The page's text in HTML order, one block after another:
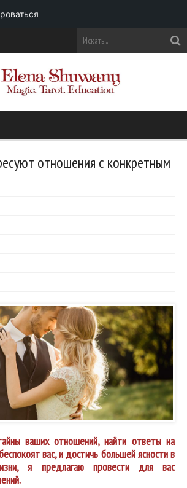
отношения с конкретным
ваших отношений, найти ответы на
вас, и достичь большей ясности в
я предлагаю провести для вас